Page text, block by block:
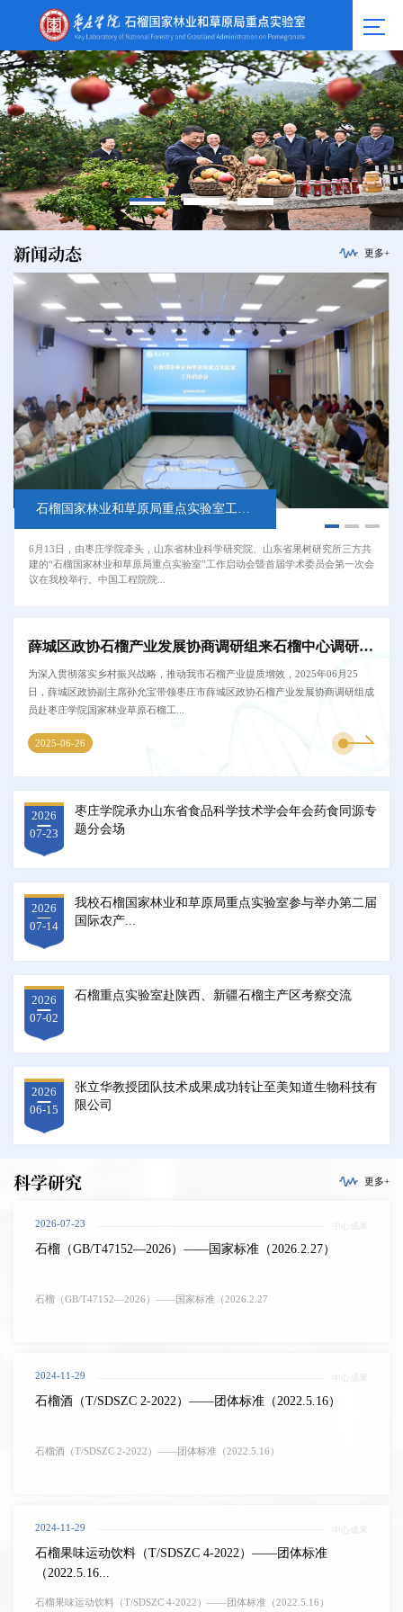
新闻动态 更多+
石榴国家林业和草原局重点实验室工作启动会暨首届学术委员会第一次会议在我校召开
6月13日，由枣庄学院牵头，山东省林业科学研究院、山东省果树研究所三方共
建的“石榴国家林业和草原局重点实验室”工作启动会暨首届学术委员会第一次会
议在我校举行。中国工程院院...
我校石榴国家林业和草原局重点实验室参与举办第四届食药同源产业发展研讨会
4月17日至19日，第四届食药同源产业发展研讨会暨健康产业合作论坛在中国
（南昌）中医药科创城隆重召开。会议由中国营养学会食药同源产业发展分会
主办，江西农业大学、江西省农业科...
薛城区政协石榴产业发展协商调研组来石榴中心调研交流
为深入贯彻落实乡村振兴战略，推动我市石榴产业提质增效，2025年06月25
日，薛城区政协副主席孙允宝带领枣庄市薛城区政协石榴产业发展协商调研组
成员赴枣庄学院国家林业草原石榴工...
薛城区政协石榴产业发展协商调研组来石榴中心调研交流
为深入贯彻落实乡村振兴战略，推动我市石榴产业提质增效，2025年06月25
日，薛城区政协副主席孙允宝带领枣庄市薛城区政协石榴产业发展协商调研组成
员赴枣庄学院国家林业草原石榴工...
2025-06-26
2026
07-23
枣庄学院承办山东省食品科学技术学会年会药食同源专
题分会场
2026
07-14
我校石榴国家林业和草原局重点实验室参与举办第二届
国际农产...
2026
07-02
石榴重点实验室赴陕西、新疆石榴主产区考察交流
2026
06-15
张立华教授团队技术成果成功转让至美知道生物科技有
限公司
科学研究 更多+
2026-07-23 中心成果
石榴（GB/T47152—2026）——国家标准（2026.2.27）
石榴（GB/T47152—2026）——国家标准（2026.2.27
2024-11-29 中心成果
石榴酒（T/SDSZC 2-2022）——团体标准（2022.5.16）
石榴酒（T/SDSZC 2-2022）——团体标准（2022.5.16）
2024-11-29 中心成果
石榴果味运动饮料（T/SDSZC 4-2022）——团体标准
（2022.5.16...
石榴果味运动饮料（T/SDSZC 4-2022）——团体标准（2022.5.16）